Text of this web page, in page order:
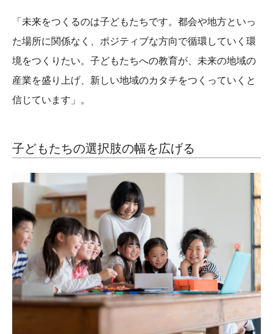
「未来をつくるのは子どもたちです。都会や地方といっ
た場所に関係なく、ポジティブな方向で循環していく環
境をつくりたい。子どもたちへの教育が、未来の地域の
産業を盛り上げ、新しい地域のカタチをつくっていくと
信じています」。
子どもたちの選択肢の幅を広げる